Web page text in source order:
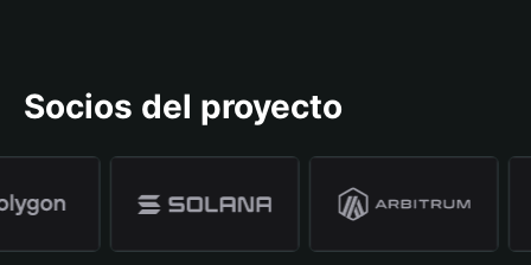
Socios del proyecto